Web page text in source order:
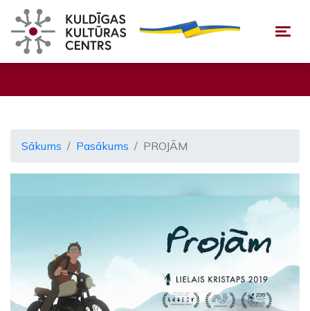
Sākums Pasākums PROJĀM